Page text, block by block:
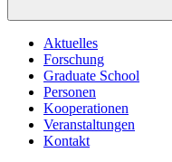
Aktuelles
Forschung
Graduate School
Personen
Kooperationen
Veranstaltungen
Kontakt